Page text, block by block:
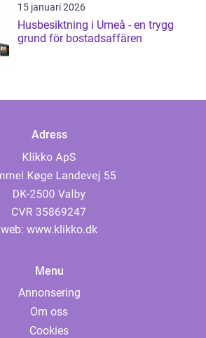
15 januari 2026
Husbesiktning i Umeå - en trygg
grund för bostadsaffären
Adress
web: www.klikko.dk
Menu
Annonsering
Om oss
Cookies